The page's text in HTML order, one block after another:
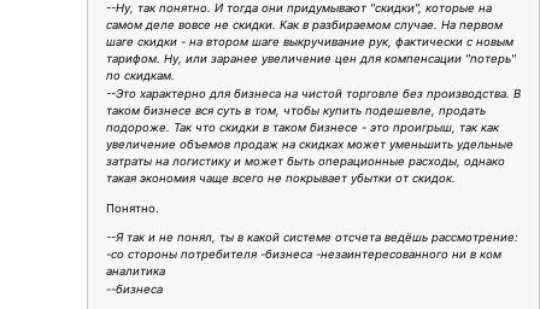
--Ну, так понятно. И тогда они придумывают "скидки", которые на
самом деле вовсе не скидки. Как в разбираемом случае. На первом
шаге скидки - на втором шаге выкручивание рук, фактически с новым
тарифом. Ну, или заранее увеличение цен для компенсации "потерь"
по скидкам.
--Это характерно для бизнеса на чистой торговле без производства. В
таком бизнесе вся суть в том, чтобы купить подешевле, продать
подороже. Так что скидки в таком бизнесе - это проигрыш, так как
увеличение объемов продаж на скидках может уменьшить удельные
затраты на логистику и может быть операционные расходы, однако
такая экономия чаще всего не покрывает убытки от скидок.
Понятно.
--Я так и не понял, ты в какой системе отсчета ведёшь рассмотрение:
-со стороны потребителя -бизнеса -незаинтересованного ни в ком
аналитика
--бизнеса